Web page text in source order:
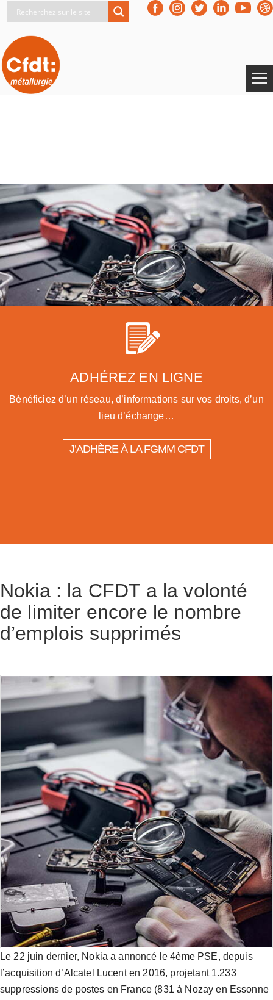
ADHÉREZ EN LIGNE
Bénéficiez d’un réseau, d’informations sur vos droits, d’un
lieu d’échange…
J’ADHÈRE À LA FGMM CFDT
Nokia : la CFDT a la volonté
de limiter encore le nombre
d’emplois supprimés
Le 22 juin dernier, Nokia a annoncé le 4ème PSE, depuis
l’acquisition d’Alcatel Lucent en 2016, projetant 1.233
suppressions de postes en France (831 à Nozay en Essonne